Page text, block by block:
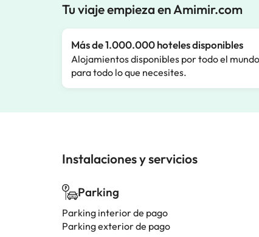
Tu viaje empieza en Amimir.com
Más de 1.000.000 hoteles disponibles
Alojamientos disponibles por todo el
para todo lo que necesites.
Instalaciones y servicios
Parking
Parking interior de pago
Parking exterior de pago